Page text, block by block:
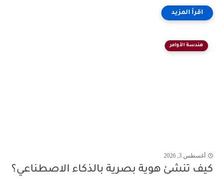
هندسة الأوامر
أغسطس 3, 2026
كيف تنشئ هوية بصرية بالذكاء الاصطناعي؟